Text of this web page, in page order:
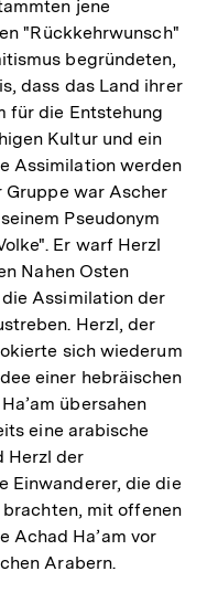
jene
"Rückkehrwunsch"
begründeten,
dass das Land ihrer
für die Entstehung
Kultur und ein
Assimilation werden
war Ascher
Pseudonym
Er warf Herzl
Nahen Osten
Assimilation der
Herzl, der
sich wiederum
einer hebräischen
übersahen
eine arabische
Herzl der
Einwanderer, die die
mit offenen
Achad Ha’am vor
Arabern.